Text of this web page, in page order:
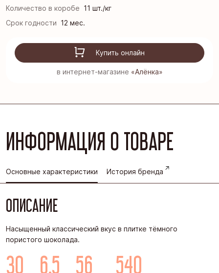
Количество в коробе 11 шт./кг
Срок годности 12 мес.
Купить онлайн
в интернет-магазине «Алёнка»
ИНФОРМАЦИЯ О ТОВАРЕ
Основные характеристики История бренда
ОПИСАНИЕ
Насыщенный классический вкус в плитке тёмного
пористого шоколада.
30 6,5 56 540